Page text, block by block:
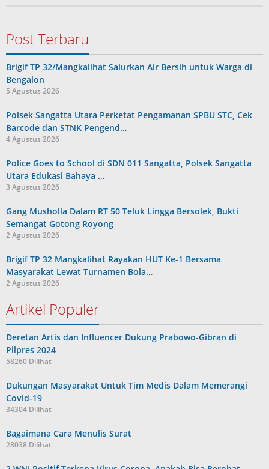
Post Terbaru
Brigif TP 32/Mangkalihat Salurkan Air Bersih untuk Warga di
Bengalon
5 Agustus 2026
Polsek Sangatta Utara Perketat Pengamanan SPBU STC, Cek
Barcode dan STNK Pengend…
4 Agustus 2026
Police Goes to School di SDN 011 Sangatta, Polsek Sangatta
Utara Edukasi Bahaya …
3 Agustus 2026
Gang Musholla Dalam RT 50 Teluk Lingga Bersolek, Bukti
Semangat Gotong Royong
2 Agustus 2026
Brigif TP 32 Mangkalihat Rayakan HUT Ke-1 Bersama
Masyarakat Lewat Turnamen Bola…
2 Agustus 2026
Artikel Populer
Deretan Artis dan Influencer Dukung Prabowo-Gibran di
Pilpres 2024
58260 Dilihat
Dukungan Masyarakat Untuk Tim Medis Dalam Memerangi
Covid-19
34304 Dilihat
Bagaimana Cara Menulis Surat
28038 Dilihat